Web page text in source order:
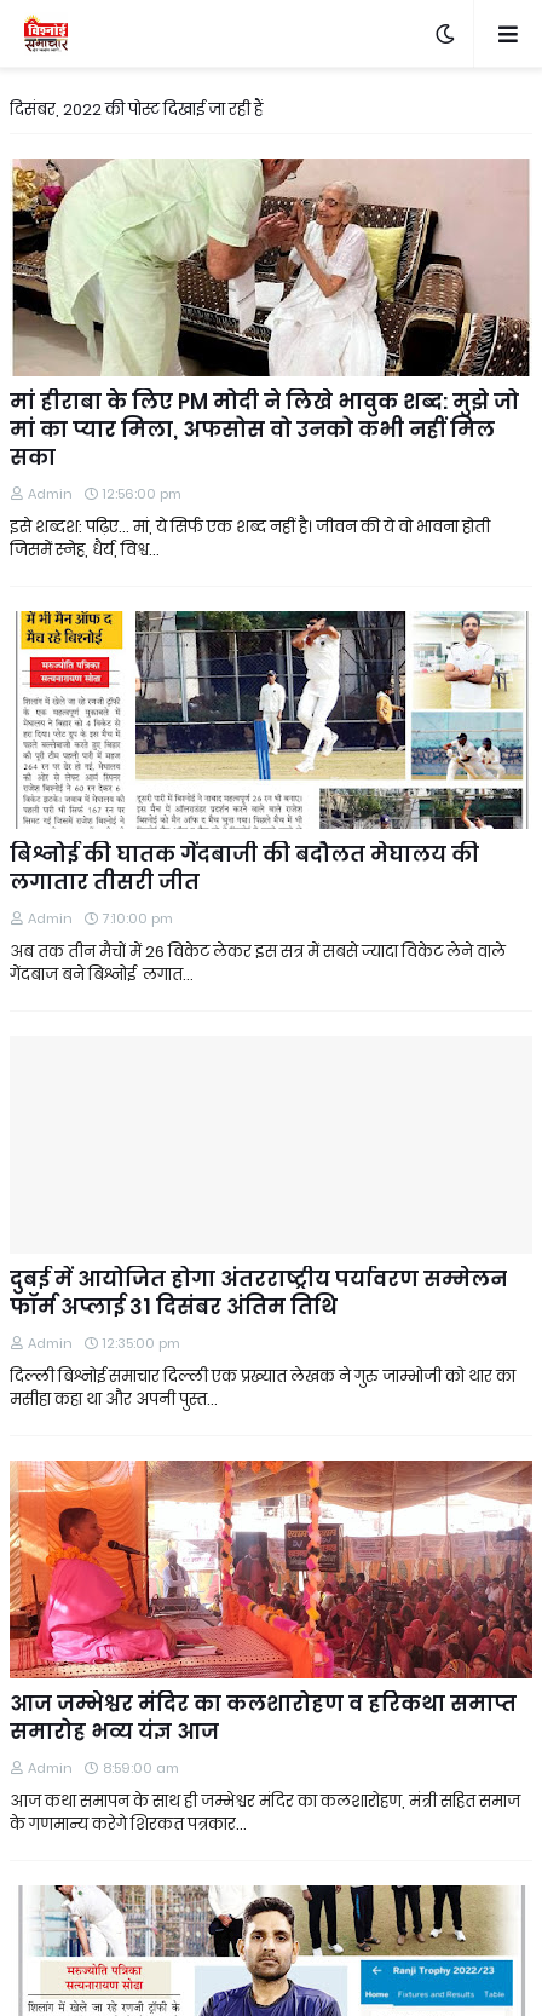
दिसंबर, 2022 की पोस्ट दिखाई जा रही हैं
मां हीराबा के लिए PM मोदी ने लिखे भावुक शब्द: मुझे जो
मां का प्यार मिला, अफसोस वो उनको कभी नहीं मिल
सका
Admin 12:56:00 pm
इसे शब्दश: पढ़िए… मां, ये सिर्फ एक शब्द नहीं है। जीवन की ये वो भावना होती
जिसमें स्नेह, धैर्य, विश्व…
बिश्नोई की घातक गेंदबाजी की बदौलत मेघालय की
लगातार तीसरी जीत
Admin 7:10:00 pm
अब तक तीन मैचों में 26 विकेट लेकर इस सत्र में सबसे ज्यादा विकेट लेने वाले
गेंदबाज बने बिश्नोई लगात…
दुबई में आयोजित होगा अंतरराष्ट्रीय पर्यावरण सम्मेलन
फॉर्म अप्लाई 31 दिसंबर अंतिम तिथि
Admin 12:35:00 pm
दिल्ली बिश्नोई समाचार दिल्ली एक प्रख्यात लेखक ने गुरु जाम्भोजी को थार का
मसीहा कहा था और अपनी पुस्त…
आज जम्भेश्वर मंदिर का कलशारोहण व हरिकथा समाप्त
समारोह भव्य यंज्ञ आज
Admin 8:59:00 am
आज कथा समापन के साथ ही जम्भेश्वर मंदिर का कलशारोहण, मंत्री सहित समाज
के गणमान्य करेगे शिरकत पत्रकार…